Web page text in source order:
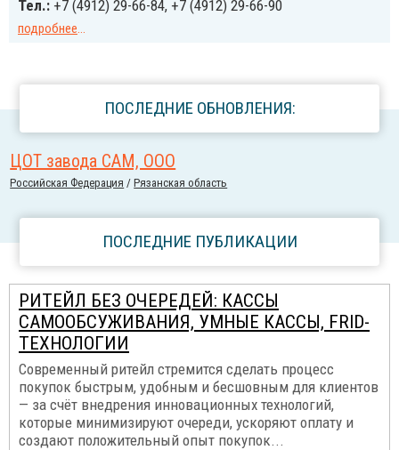
Тел.: +7 (4912) 29-66-84, +7 (4912) 29-66-90
подробнее...
ПОСЛЕДНИЕ ОБНОВЛЕНИЯ:
ЦОТ завода САМ, ООО
Российcкая Федерация /Рязанская область
ПОСЛЕДНИЕ ПУБЛИКАЦИИ
РИТЕЙЛ БЕЗ ОЧЕРЕДЕЙ: КАССЫ
САМООБСУЖИВАНИЯ, УМНЫЕ КАССЫ, FRID-
ТЕХНОЛОГИИ
Современный ритейл стремится сделать процесс
покупок быстрым, удобным и бесшовным для клиентов
— за счёт внедрения инновационных технологий,
которые минимизируют очереди, ускоряют оплату и
создают положительный опыт покупок...